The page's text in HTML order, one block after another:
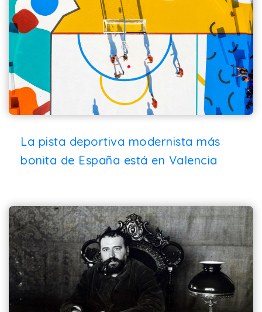
La pista deportiva modernista más
bonita de España está en Valencia